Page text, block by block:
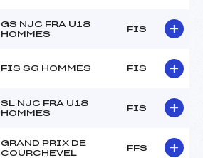
GS NJC FRA U18
HOMMES
FIS
FIS SG HOMMES FIS
SL NJC FRA U18
HOMMES
FIS
GRAND PRIX DE
COURCHEVEL
FFS